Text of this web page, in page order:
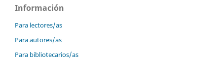
Información
Para lectores/as
Para autores/as
Para bibliotecarios/as